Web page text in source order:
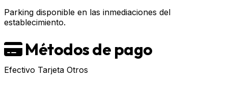
Parking disponible en las inmediaciones del
establecimiento.
Métodos de pago
Efectivo Tarjeta Otros